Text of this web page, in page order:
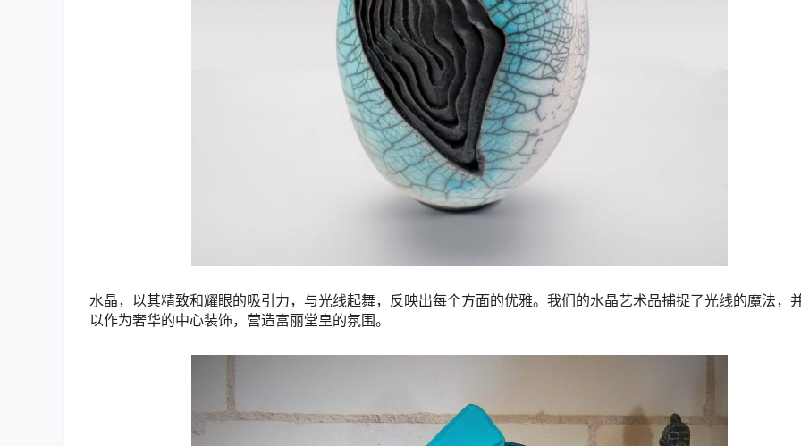
水晶，以其精致和耀眼的吸引力，与光线起舞，反映出每个方面的优雅。我们的水晶艺术品捕捉了光线的魔法，
以作为奢华的中心装饰，营造富丽堂皇的氛围。